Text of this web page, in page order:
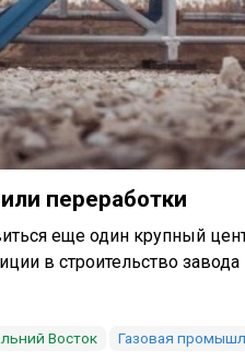
переработки
еще один крупный
в строительство завода
Восток Газовая